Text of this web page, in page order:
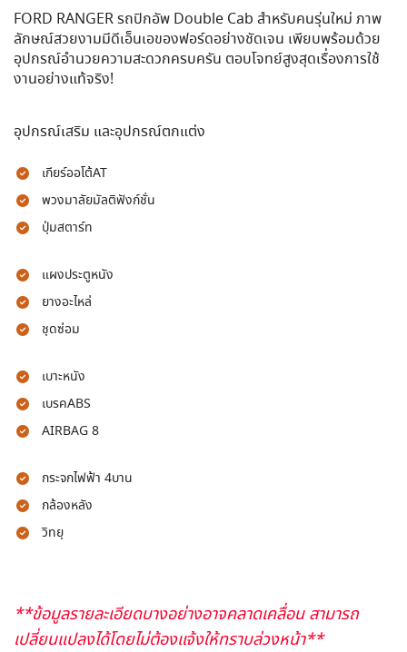
FORD RANGER รถปิกอัพ Double Cab สำหรับคนรุ่นใหม่ ภาพ
ลักษณ์สวยงามมีดีเอ็นเอของฟอร์ดอย่างชัดเจน เพียบพร้อมด้วย
อุปกรณ์อำนวยความสะดวกครบครัน ตอบโจทย์สูงสุดเรื่องการใช้
งานอย่างแท้จริง!
อุปกรณ์เสริม และอุปกรณ์ตกแต่ง
เกียร์ออโต้AT
พวงมาลัยมัลติฟังก์ชั่น
ปุ่มสตาร์ท
แผงประตูหนัง
ยางอะไหล่
ชุดซ่อม
เบาะหนัง
เบรคABS
AIRBAG 8
กระจกไฟฟ้า 4บาน
กล้องหลัง
วิทยุ
**ข้อมูลรายละเอียดบางอย่างอาจคลาดเคลื่อน สามารถ
เปลี่ยนแปลงได้โดยไม่ต้องแจ้งให้ทราบล่วงหน้า**